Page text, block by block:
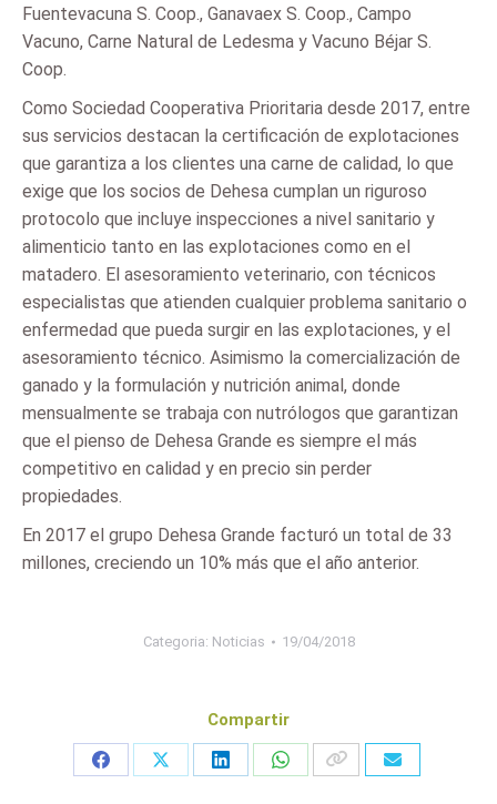
Fuentevacuna S. Coop., Ganavaex S. Coop., Campo
Vacuno, Carne Natural de Ledesma y Vacuno Béjar S.
Coop.
Como Sociedad Cooperativa Prioritaria desde 2017, entre
sus servicios destacan la certificación de explotaciones
que garantiza a los clientes una carne de calidad, lo que
exige que los socios de Dehesa cumplan un riguroso
protocolo que incluye inspecciones a nivel sanitario y
alimenticio tanto en las explotaciones como en el
matadero. El asesoramiento veterinario, con técnicos
especialistas que atienden cualquier problema sanitario o
enfermedad que pueda surgir en las explotaciones, y el
asesoramiento técnico. Asimismo la comercialización de
ganado y la formulación y nutrición animal, donde
mensualmente se trabaja con nutrólogos que garantizan
que el pienso de Dehesa Grande es siempre el más
competitivo en calidad y en precio sin perder
propiedades.
En 2017 el grupo Dehesa Grande facturó un total de 33
millones, creciendo un 10% más que el año anterior.
Categoria: Noticias 19/04/2018
Compartir
Share
Share
Share
Share